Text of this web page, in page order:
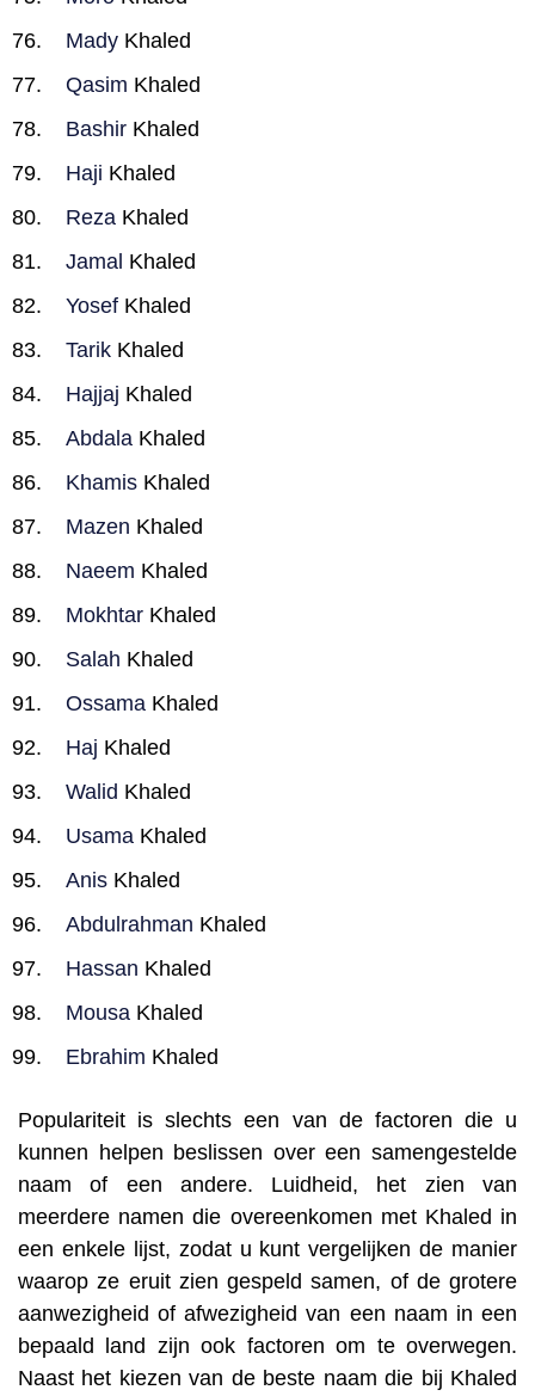
Mady Khaled
Qasim Khaled
Bashir Khaled
Haji Khaled
Reza Khaled
Jamal Khaled
Yosef Khaled
Tarik Khaled
Hajjaj Khaled
Abdala Khaled
Khamis Khaled
Mazen Khaled
Naeem Khaled
Mokhtar Khaled
Salah Khaled
Ossama Khaled
Haj Khaled
Walid Khaled
Usama Khaled
Anis Khaled
Abdulrahman Khaled
Hassan Khaled
Mousa Khaled
Ebrahim Khaled
Populariteit is slechts een van de factoren die u
kunnen helpen beslissen over een samengestelde
naam of een andere. Luidheid, het zien van
meerdere namen die overeenkomen met Khaled in
een enkele lijst, zodat u kunt vergelijken de manier
waarop ze eruit zien gespeld samen, of de grotere
aanwezigheid of afwezigheid van een naam in een
bepaald land zijn ook factoren om te overwegen.
Naast het kiezen van de beste naam die bij Khaled